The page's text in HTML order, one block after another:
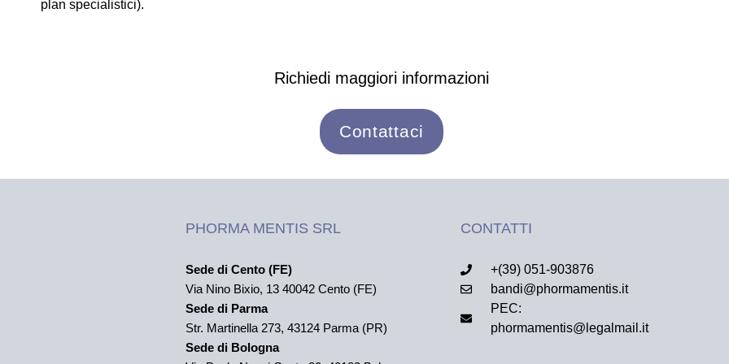
plan specialistici).
Richiedi maggiori informazioni
Contattaci
PHORMA MENTIS SRL
Sede di Cento (FE)
Via Nino Bixio, 13 40042 Cento (FE)
Sede di Parma
Str. Martinella 273, 43124 Parma (PR)
Sede di Bologna
CONTATTI
+(39) 051-903876
bandi@phormamentis.it
PEC:
phormamentis@legalmail.it